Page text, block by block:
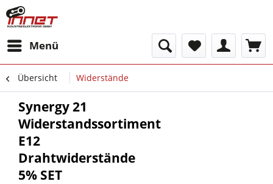
Menü
Übersicht Widerstände
Synergy 21
Widerstandssortiment
E12
Drahtwiderstände
5% SET